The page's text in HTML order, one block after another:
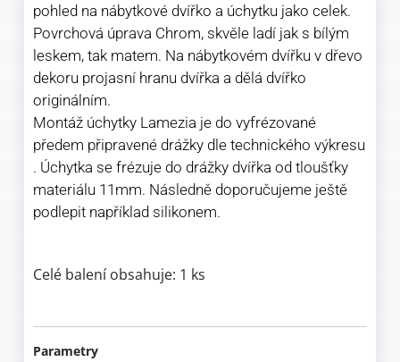
pohled na nábytkové dvířko a úchytku jako celek.
Povrchová úprava Chrom, skvěle ladí jak s bílým
leskem, tak matem. Na nábytkovém dvířku v dřevo
dekoru projasní hranu dvířka a dělá dvířko
originálním.
Montáž úchytky Lamezia je do vyfrézované
předem připravené drážky dle technického výkresu
. Úchytka se frézuje do drážky dvířka od tloušťky
materiálu 11mm. Následně doporučujeme ještě
podlepit například silikonem.
Celé balení obsahuje: 1 ks
Parametry